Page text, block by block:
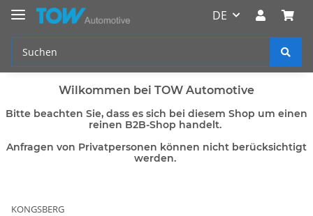
DE
Wilkommen bei TOW Automotive
Bitte beachten Sie, dass es sich bei diesem Shop um einen
reinen B2B-Shop handelt.
Anfragen von Privatpersonen können nicht berücksichtigt
werden.
KONGSBERG